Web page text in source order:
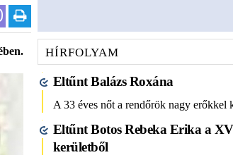
HÍRFOLYAM
Eltűnt Balázs Roxána
A 33 éves nőt a rendőrök nagy erőkkel
Eltűnt Botos Rebeka Erika a
kerületből